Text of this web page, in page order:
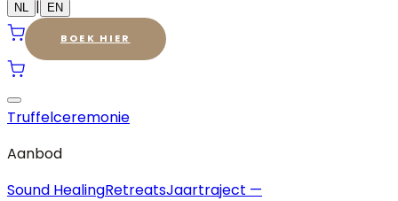
NL | EN
BOEK HIER
Truffelceremonie
Aanbod
Sound HealingRetreatsJaartraject —